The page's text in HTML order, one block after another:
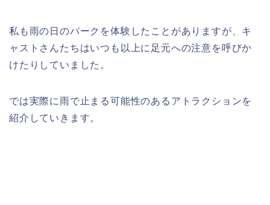
私も雨の日のパークを体験したことがありますが、キ
ャストさんたちはいつも以上に足元への注意を呼びか
けたりしていました。
では実際に雨で止まる可能性のあるアトラクションを
紹介していきます。